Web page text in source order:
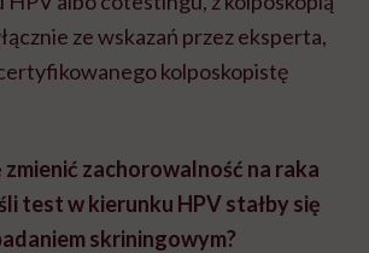
ze wskazań przez eksperta,
kolposkopistę
zmienić zachorowalność na raka
test w kierunku HPV stałby się
skriningowym?